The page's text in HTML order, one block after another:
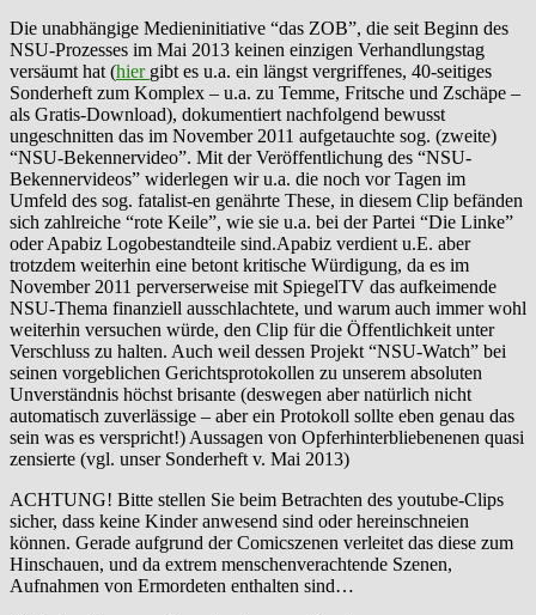
Die unabhängige Medieninitiative “das ZOB”, die seit Beginn des
NSU-Prozesses im Mai 2013 keinen einzigen Verhandlungstag
versäumt hat (hier gibt es u.a. ein längst vergriffenes, 40-seitiges
Sonderheft zum Komplex – u.a. zu Temme, Fritsche und Zschäpe –
als Gratis-Download), dokumentiert nachfolgend bewusst
ungeschnitten das im November 2011 aufgetauchte sog. (zweite)
“NSU-Bekennervideo”. Mit der Veröffentlichung des “NSU-
Bekennervideos” widerlegen wir u.a. die noch vor Tagen im
Umfeld des sog. fatalist-en genährte These, in diesem Clip befänden
sich zahlreiche “rote Keile”, wie sie u.a. bei der Partei “Die Linke”
oder Apabiz Logobestandteile sind.Apabiz verdient u.E. aber
trotzdem weiterhin eine betont kritische Würdigung, da es im
November 2011 perverserweise mit SpiegelTV das aufkeimende
NSU-Thema finanziell ausschlachtete, und warum auch immer wohl
weiterhin versuchen würde, den Clip für die Öffentlichkeit unter
Verschluss zu halten. Auch weil dessen Projekt “NSU-Watch” bei
seinen vorgeblichen Gerichtsprotokollen zu unserem absoluten
Unverständnis höchst brisante (deswegen aber natürlich nicht
automatisch zuverlässige – aber ein Protokoll sollte eben genau das
sein was es verspricht!) Aussagen von Opferhinterbliebenenen quasi
zensierte (vgl. unser Sonderheft v. Mai 2013)
ACHTUNG! Bitte stellen Sie beim Betrachten des youtube-Clips
sicher, dass keine Kinder anwesend sind oder hereinschneien
können. Gerade aufgrund der Comicszenen verleitet das diese zum
Hinschauen, und da extrem menschenverachtende Szenen,
Aufnahmen von Ermordeten enthalten sind…